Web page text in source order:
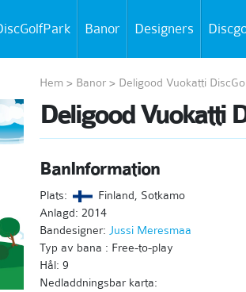
Banor Designers
Hem > Banor> Deligood Vuokatti
Deligood Vuokatti
BanInformation
Plats:
Finland, Sotkamo
Anlagd: 2014
Bandesigner: Jussi Meresmaa
Typ av bana : Free-to-play
Hål: 9
Nedladdningsbar karta: